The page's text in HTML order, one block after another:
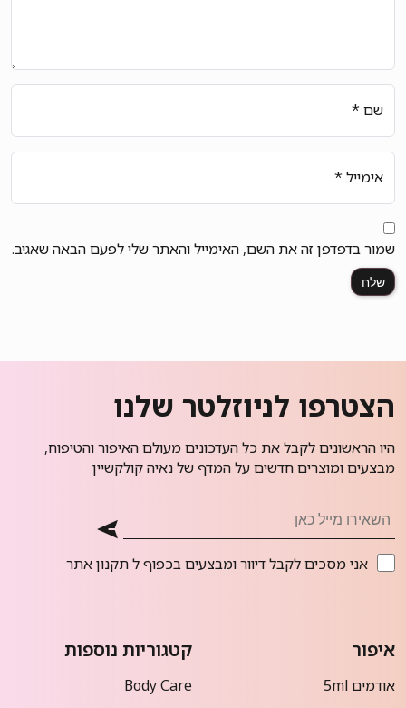
שם *
אימייל *
שמור בדפדפן זה את השם, האימייל והאתר שלי לפעם הבאה שאגיב.
הצטרפו לניוזלטר שלנו
היו הראשונים לקבל את כל העדכונים מעולם האיפור והטיפוח,
מבצעים ומוצרים חדשים על המדף של נאיה קולקשיין
אני מסכים לקבל דיוור ומבצעים בכפוף לתקנון אתר
איפור
אודמים 5ml
קטגוריות נוספות
Body Care